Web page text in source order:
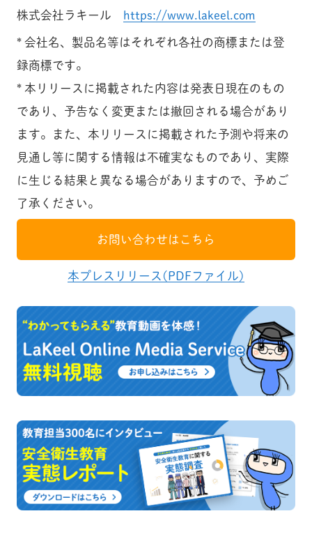
株式会社ラキール https://www.lakeel.com
* 会社名、製品名等はそれぞれ各社の商標または登
録商標です。
* 本リリースに掲載された内容は発表日現在のもの
であり、予告なく変更または撤回される場合があり
ます。また、本リリースに掲載された予測や将来の
見通し等に関する情報は不確実なものであり、実際
に生じる結果と異なる場合がありますので、予めご
了承ください。
お問い合わせはこちら
本プレスリリース(PDFファイル)